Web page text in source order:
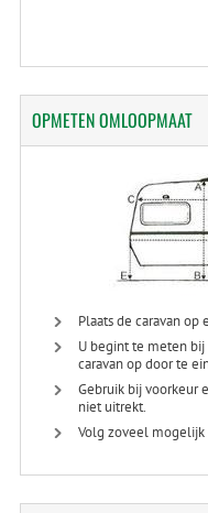
OPMETENOMLOOPMAAT
Plaats de caravan
U begint te meten
caravan op door te
Gebruik bij voorkeur
niet uitrekt.
Volg zoveel mogelijk